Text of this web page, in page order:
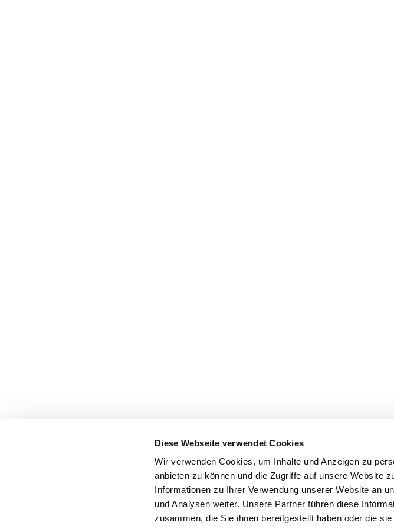
Diese Webseite verwendet Cookies
Wir verwenden Cookies, um Inhalte und Anzeigen zu
anbieten zu können und die Zugriffe auf unsere Website
Informationen zu Ihrer Verwendung unserer Website an
und Analysen weiter. Unsere Partner führen diese
zusammen, die Sie ihnen bereitgestellt haben oder die